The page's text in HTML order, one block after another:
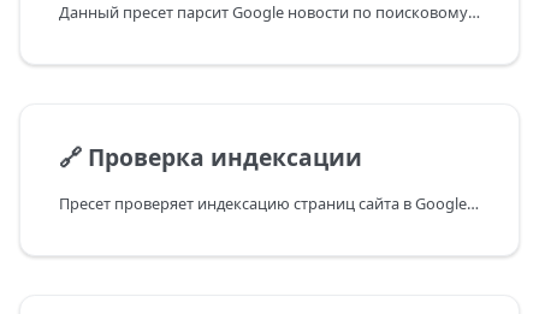
Данный пресет парсит Google новости по поисковому запросу, и собирает даты этих новостей
🔗 Проверка индексации
Пресет проверяет индексацию страниц сайта в Google, проходя по списку указанных ссылок